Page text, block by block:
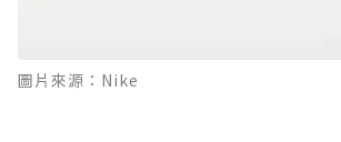
圖片來源：Nike